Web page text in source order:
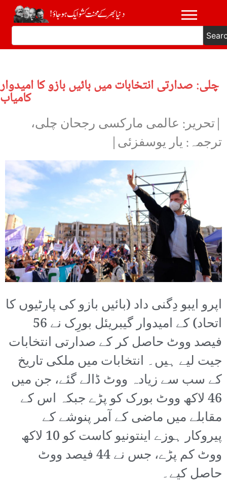
چلی: صدارتی انتخابات میں بائیں بازو کا امیدوار
کامیاب
|تحریر: عالمی مارکسی رجحان چلی،
ترجمہ: یار یوسفزئی|
اپرو ایبو دِگنی داد (بائیں بازو کی پارٹیوں کا
اتحاد) کے امیدوار گیبریئل بورِک نے 56
فیصد ووٹ حاصل کر کے صدارتی انتخابات
جیت لیے ہیں۔ انتخابات میں ملکی تاریخ
کے سب سے زیادہ ووٹ ڈالے گئے، جن میں
46 لاکھ ووٹ بورک کو پڑے جبکہ اس کے
مقابلے میں ماضی کے آمر پنوشے کے
پیروکار ہوزے اینتونیو کاست کو 10 لاکھ
ووٹ کم پڑے، جس نے 44 فیصد ووٹ
حاصل کیے۔